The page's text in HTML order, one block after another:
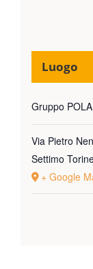
Luogo
Gruppo
Via Pietro
Settimo
+ Google